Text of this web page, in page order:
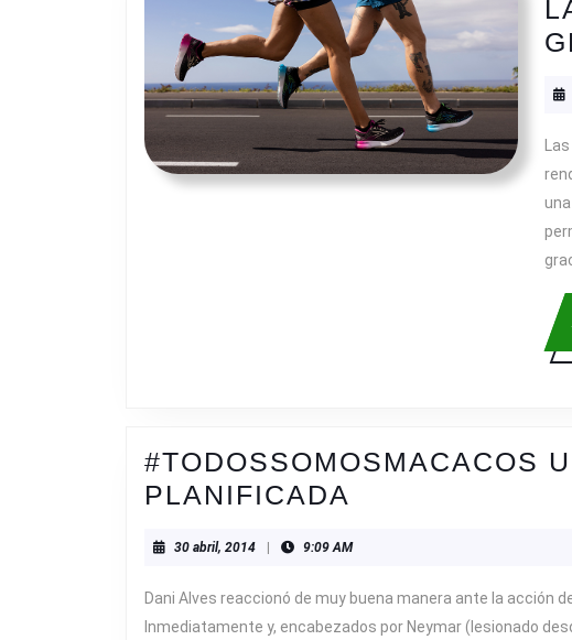
#TODOSSOMOSMACACOS
PLANIFICADA
CAMPAÑA
PLANIFICADA
30 abril, 201430
9:09 AM
Dani Alves reaccionó de muy buena manera ante la acción
Inmediatamente y, encabezados por Neymar (lesionado